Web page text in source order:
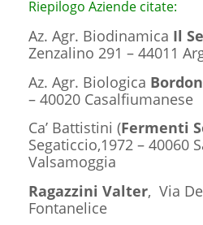
Riepilogo Aziende citate:
Az. Agr. Biodinamica Il
Zenzalino 291 – 44011
Az. Agr. Biologica
– 40020 Casalfiumanese
Ca’ Battistini (Fermenti
Segaticcio,1972 – 40060
Valsamoggia
Ragazzini Valter, Via
Fontanelice